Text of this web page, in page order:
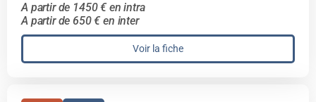
A partir de 1450 € en intra
A partir de 650 € en inter
Voir la fiche